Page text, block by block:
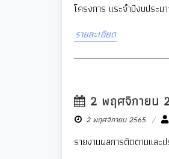
โครงการ แระจำปีงบประ
รายละเอียด
2 พฤศจิกายน
2 พฤศจิกายน 2565
รายงานผลการติดตามแล